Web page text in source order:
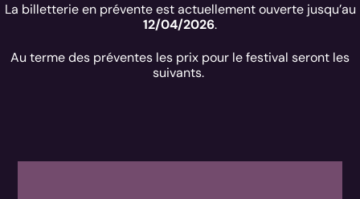
La billetterie en prévente est actuellement ouverte jusqu’au
12/04/2026.
Au terme des préventes les prix pour le festival seront les
suivants.